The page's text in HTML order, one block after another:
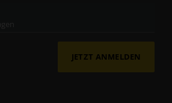
JETZT ANMELDEN